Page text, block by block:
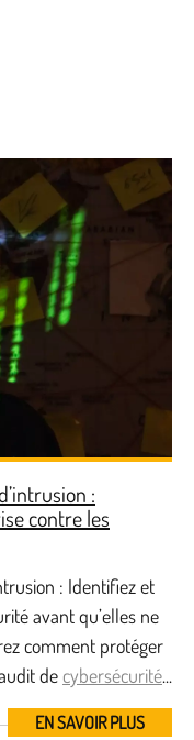
:
contre les
: Identifiez et
avant qu’elles ne
comment protéger
de cybersécurité...
EN SAVOIR PLUS